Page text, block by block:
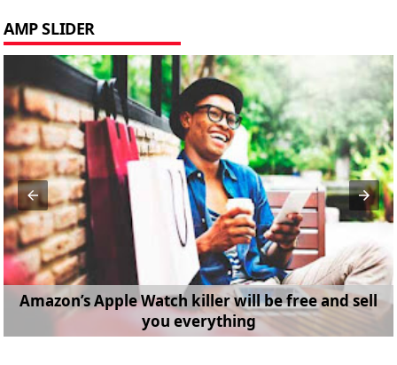
AMP SLIDER
Amazon’s Apple Watch killer will be free and sell
you everything